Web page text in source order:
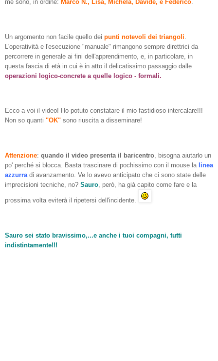
me sono, in ordine: Marco N., Lisa, Michela, Davide, e Federico
Un argomento non facile quello dei punti notevoli dei triangoli
L'operatività e l'esecuzione "manuale" rimangono sempre direttrici da
percorrere in generale ai fini dell'apprendimento, e, in particolare, in
questa fascia di età in cui è in atto il delicatissimo passaggio dalle
operazioni logico-concrete a quelle logico - formali.
Ecco a voi il video! Ho potuto constatare il mio fastidioso intercalare!!!
Non so quanti "OK" sono riuscita a disseminare!
Attenzione: quando il video presenta il baricentro , bisogna aiutarlo un
po' perché si blocca. Basta trascinare di pochissimo con il mouse la linea
azzurra di avanzamento. Ve lo avevo anticipato che ci sono state delle
imprecisioni tecniche, no? Sauro , però, ha già capito come fare e la
prossima volta eviterà il ripetersi dell'incidente.
Sauro sei stato bravissimo,...e anche i tuoi compagni, tutti
indistintamente!!!